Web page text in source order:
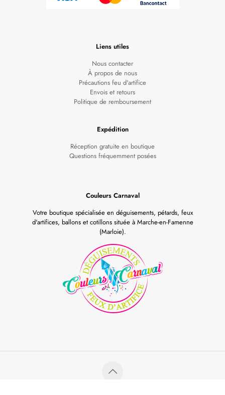
Liens utiles
Nous contacter
À propos de nous
Précautions feu d'artifice
Envois et retours
Politique de remboursement
Expédition
Réception gratuite en boutique
Questions fréquemment posées
Couleurs Carnaval
Votre boutique spécialisée en déguisements, pétards, feux
d'artifices, ballons et cotillons située à Marche-en-Famenne
(Marloie).